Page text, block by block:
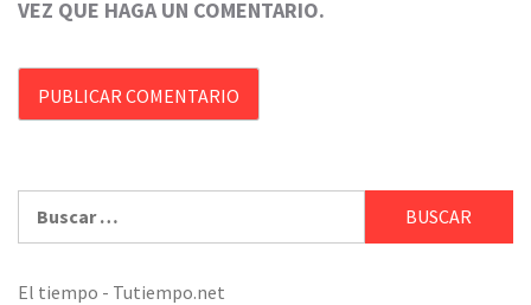
VEZ QUE HAGA UN COMENTARIO.
El tiempo - Tutiempo.net